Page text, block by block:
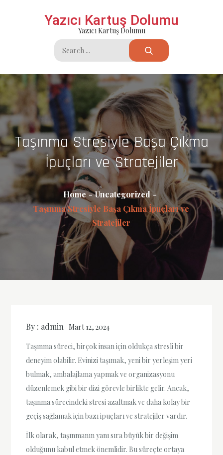
Yazıcı Kartuş Dolumu
Yazıcı Kartuş Dolumu
Search
for:
Taşınma Stresiyle Başa Çıkma
İpuçları ve Stratejiler
Home
Uncategorized
Taşınma Stresiyle Başa Çıkma İpuçları ve
Stratejiler
By : admin Mart 12, 2024
Taşınma süreci, birçok insan için oldukça stresli bir
deneyim olabilir. Evinizi taşımak, yeni bir yerleşim yeri
bulmak, ambalajlama yapmak ve organizasyonu
düzenlemek gibi bir dizi görevle birlikte gelir. Ancak,
taşınma sürecindeki stresi azaltmak ve daha kolay bir
geçiş sağlamak için bazı ipuçları ve stratejiler vardır.
İlk olarak, taşınmanın yanı sıra büyük bir değişim
olduğunu kabul etmek önemlidir. Bu süreçte ortaya